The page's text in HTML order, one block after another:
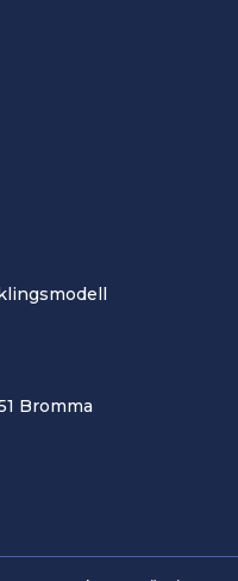
Bromma